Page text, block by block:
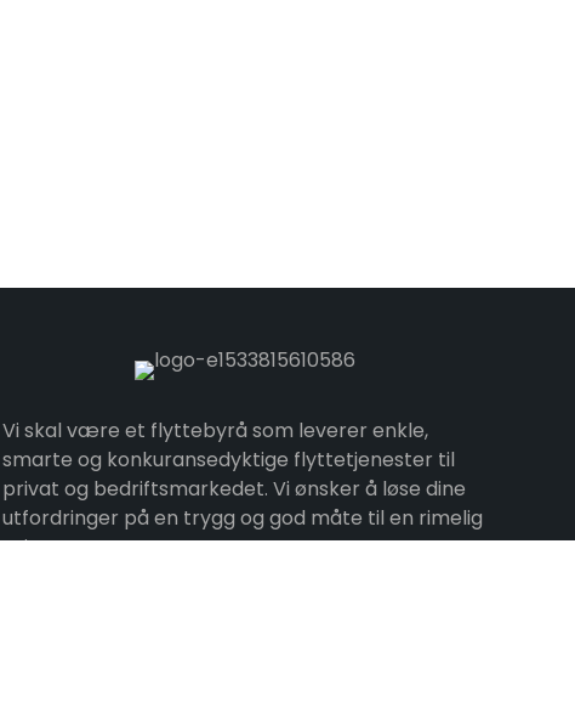
Vi skal være et flyttebyrå som leverer enkle,
smarte og konkuransedyktige flyttetjenester til
privat og bedriftsmarkedet. Vi ønsker å løse dine
utfordringer på en trygg og god måte til en rimelig
pris.